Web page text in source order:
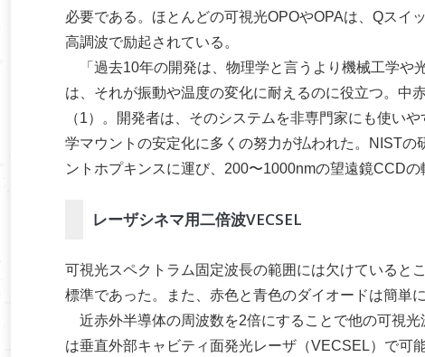
必要である。ほとんどの可視光OPOやOPAは、Qスイ
高調波で励起されている。
「過去10年の開発は、物理学と言うより機械工学や
は、それが振動や温度の変化に耐えるのに役立つ。中
（1）。開発者は、そのシステムを非専門家にも使い
学マウントの安定化に多くの努力が払われた。NIST
ントホプキンスに運び、200〜1000nmの望遠鏡CCDの
レーザシネマ用二倍波VECSEL
可視光スペクトラム固定波長の範囲には欠けていると
標準であった。また、赤色と青色のダイオードは簡単
近赤外半導体の周波数を2倍にすることで他の可視
は垂直外部キャビティ面発光レーザ（VECSEL）で可